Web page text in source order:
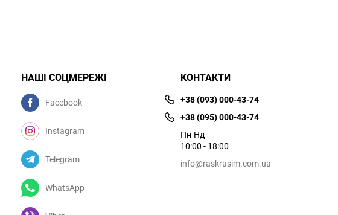
НАШІ СОЦМЕРЕЖІ
Facebook
Instagram
Telegram
WhatsApp
КОНТАКТИ
+38 (093) 000-43-74
+38 (095) 000-43-74
Пн-Нд
10:00 - 18:00
info@raskrasim.com.ua